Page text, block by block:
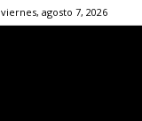
viernes, agosto 7, 2026